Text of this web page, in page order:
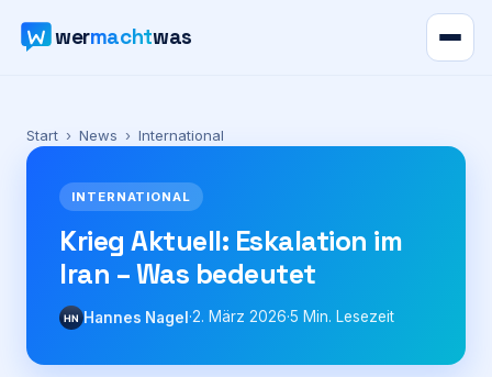
wermachtwas
Karte
News
Ratgeber
Werbung
Start › News › International
INTERNATIONAL
Krieg Aktuell: Eskalation im
Iran – Was bedeutet
HN Hannes Nagel·2. März 2026·5 Min. Lesezeit